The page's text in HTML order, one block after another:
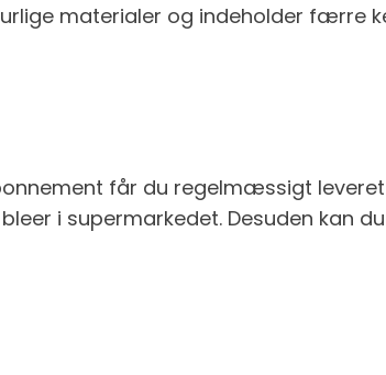
materialer og indeholder færre
får du regelmæssigt
i supermarkedet. Desuden kan